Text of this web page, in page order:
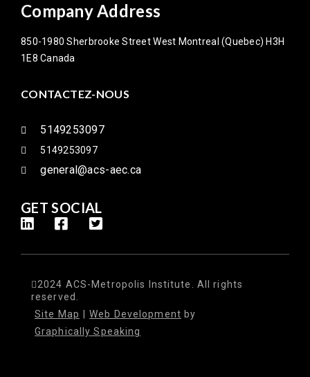
Company Address
850-1980 Sherbrooke Street West Montreal (Quebec) H3H
1E8 Canada
CONTACTEZ-NOUS
5149253097
5149253097
general@acs-aec.ca
GET SOCIAL
2024 ACS-Metropolis Institute. All rights
reserved.
Site Map
Web Development by
Graphically Speaking